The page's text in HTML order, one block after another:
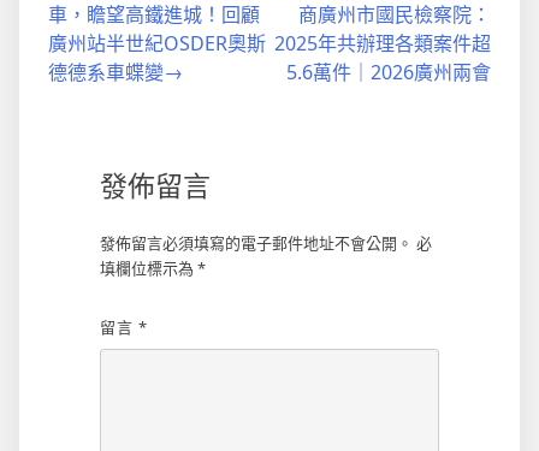
車，瞻望高鐵進城！回顧
廣州站半世紀OSDER奧斯
德德系車蝶變→
商廣州市國民檢察院：
2025年共辦理各類案件超
5.6萬件｜2026廣州兩會
發佈留言
發佈留言必須填寫的電子郵件地址不會公開。 必
填欄位標示為 *
留言 *